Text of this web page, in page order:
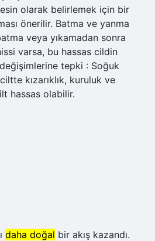
olarak belirlemek için bir
önerilir. Batma ve yanma
veya yıkamadan sonra
varsa, bu hassas cildin
tepki : Soğuk
kızarıklık, kuruluk ve
hassas olabilir.
daha doğal bir akış kazandı.